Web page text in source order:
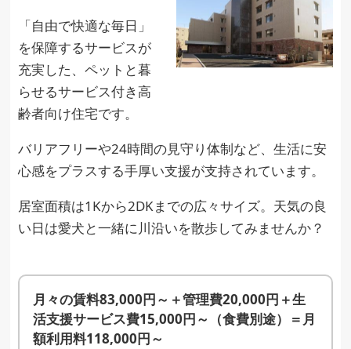
「自由で快適な毎日」
を保障するサービスが
充実した、ペットと暮
らせるサービス付き高
齢者向け住宅です。
バリアフリーや24時間の見守り体制など、生活に安
心感をプラスする手厚い支援が支持されています。
居室面積は1Kから2DKまでの広々サイズ。天気の良
い日は愛犬と一緒に川沿いを散歩してみませんか？
月々の賃料83,000円～＋管理費20,000円＋生
活支援サービス費15,000円～（食費別途）＝月
額利用料118,000円～